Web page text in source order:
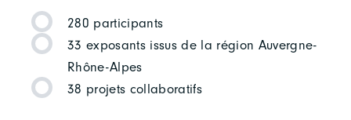
280 participants
33 exposants issus de la région Auvergne-
Rhône-Alpes
38 projets collaboratifs